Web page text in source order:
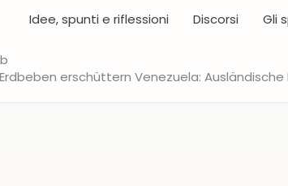
Idee, spunti e riflessioni Discorsi Gli
Erdbeben erschüttern Venezuela: